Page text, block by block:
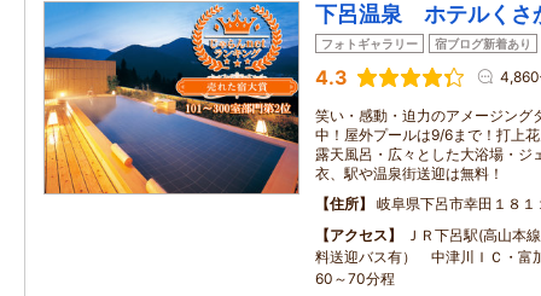
下呂温泉 ホテルくさ
フォトギャラリー 宿ブログ新着あり
4.3
笑い・感動・迫力のアメージング
中！屋外プールは9/6まで！打上
露天風呂・広々とした大浴場・ジ
衣、駅や温泉街送迎は無料！
住所
岐阜県下呂市幸田１８１
アクセス
ＪＲ下呂駅(高山本
料送迎バス有） 中津川ＩＣ・富
60～70分程